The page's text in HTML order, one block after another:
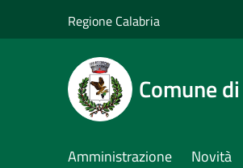
Regione Calabria
Comune
Amministrazione Novità